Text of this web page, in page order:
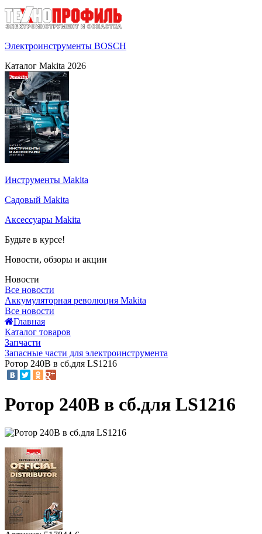
Электроинструменты BOSCH
Каталог Makita 2026
Инструменты Makita
Садовый Makita
Аксессуары Makita
Будьте в курсе!
Новости, обзоры и акции
Новости
Все новости
Аккумуляторная революция Makita
Все новости
Главная
Каталог товаров
Запчасти
Запасные части для электроинструмента
Ротор 240В в сб.для LS1216
Ротор 240В в сб.для LS1216